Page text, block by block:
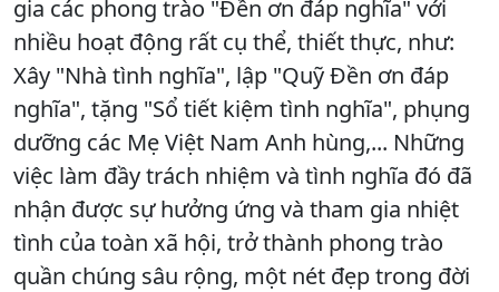
gia các phong trào "Đền ơn đáp nghĩa" với
nhiều hoạt động rất cụ thể, thiết thực, như:
Xây "Nhà tình nghĩa", lập "Quỹ Đền ơn đáp
nghĩa", tặng "Sổ tiết kiệm tình nghĩa", phụng
dưỡng các Mẹ Việt Nam Anh hùng,... Những
việc làm đầy trách nhiệm và tình nghĩa đó đã
nhận được sự hưởng ứng và tham gia nhiệt
tình của toàn xã hội, trở thành phong trào
quần chúng sâu rộng, một nét đẹp trong đời